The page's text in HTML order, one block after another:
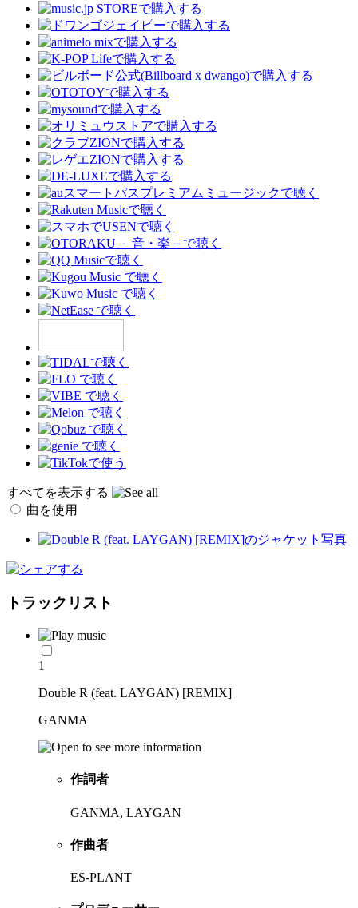
すべてを表示する
曲を使用
トラックリスト
1
Double R (feat. LAYGAN) [REMIX]
GANMA
作詞者
GANMA, LAYGAN
作曲者
ES-PLANT